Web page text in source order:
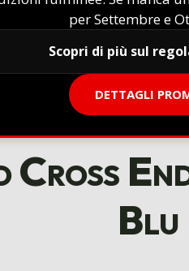
per Settembre e
Scopri di più sul
DETTAGLI
Blu